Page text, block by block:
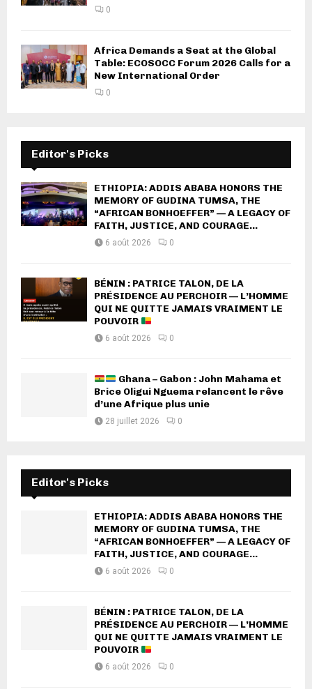
0
Africa Demands a Seat at the Global
Table: ECOSOCC Forum 2026 Calls for a
New International Order
0
Editor's Picks
ETHIOPIA: ADDIS ABABA HONORS THE
MEMORY OF GUDINA TUMSA, THE
“AFRICAN BONHOEFFER” — A LEGACY OF
FAITH, JUSTICE, AND COURAGE...
6 août 2026 0
BÉNIN : PATRICE TALON, DE LA
PRÉSIDENCE AU PERCHOIR — L’HOMME
QUI NE QUITTE JAMAIS VRAIMENT LE
POUVOIR
6 août 2026 0
Ghana – Gabon : John Mahama et
Brice Oligui Nguema relancent le rêve
d’une Afrique plus unie
28 juillet 2026 0
Editor's Picks
ETHIOPIA: ADDIS ABABA HONORS THE
MEMORY OF GUDINA TUMSA, THE
“AFRICAN BONHOEFFER” — A LEGACY OF
FAITH, JUSTICE, AND COURAGE...
6 août 2026 0
BÉNIN : PATRICE TALON, DE LA
PRÉSIDENCE AU PERCHOIR — L’HOMME
QUI NE QUITTE JAMAIS VRAIMENT LE
POUVOIR
6 août 2026 0